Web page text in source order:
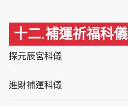
十二.補運祈福科儀
探元辰宮科儀
進財補運科儀